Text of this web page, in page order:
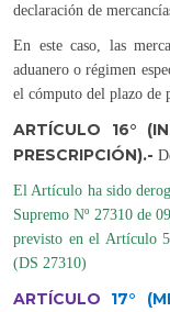
declaración de
En este caso, las
aduanero o régimen
el cómputo del plazo de
ARTÍCULO 16°
PRESCRIPCIÓN).-
El Artículo ha sido
Supremo Nº 27310 de
previsto en el Artículo
(DS 27310)
ARTÍCULO 17°